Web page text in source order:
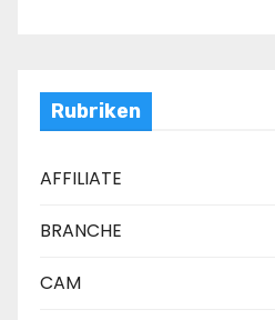
Rubriken
AFFILIATE
BRANCHE
CAM